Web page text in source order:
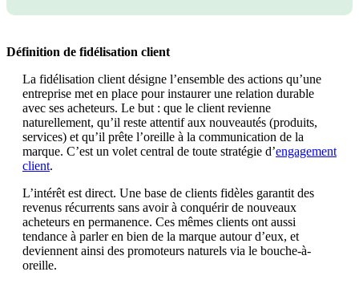
Définition de fidélisation client
La fidélisation client désigne l’ensemble des actions qu’une
entreprise met en place pour instaurer une relation durable
avec ses acheteurs. Le but : que le client revienne
naturellement, qu’il reste attentif aux nouveautés (produits,
services) et qu’il prête l’oreille à la communication de la
marque. C’est un volet central de toute stratégie d’engagement
client.
L’intérêt est direct. Une base de clients fidèles garantit des
revenus récurrents sans avoir à conquérir de nouveaux
acheteurs en permanence. Ces mêmes clients ont aussi
tendance à parler en bien de la marque autour d’eux, et
deviennent ainsi des promoteurs naturels via le bouche-à-
oreille.